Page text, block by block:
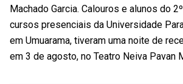
Machado Garcia. Calouros e alunos do
cursos presenciais da Universidade
em Umuarama, tiveram uma noite de
em 3 de agosto, no Teatro Neiva Pavan